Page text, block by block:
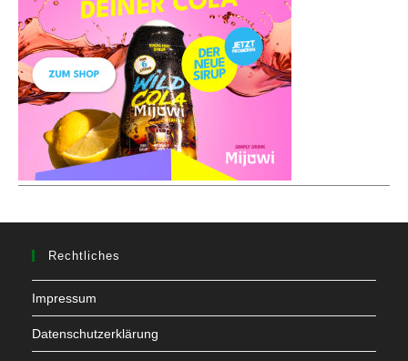
Rechtliches
Impressum
Datenschutzerklärung